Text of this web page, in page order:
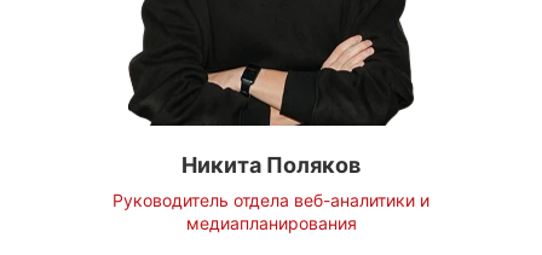
Никита Поляков
Руководитель отдела веб-аналитики и
медиапланирования